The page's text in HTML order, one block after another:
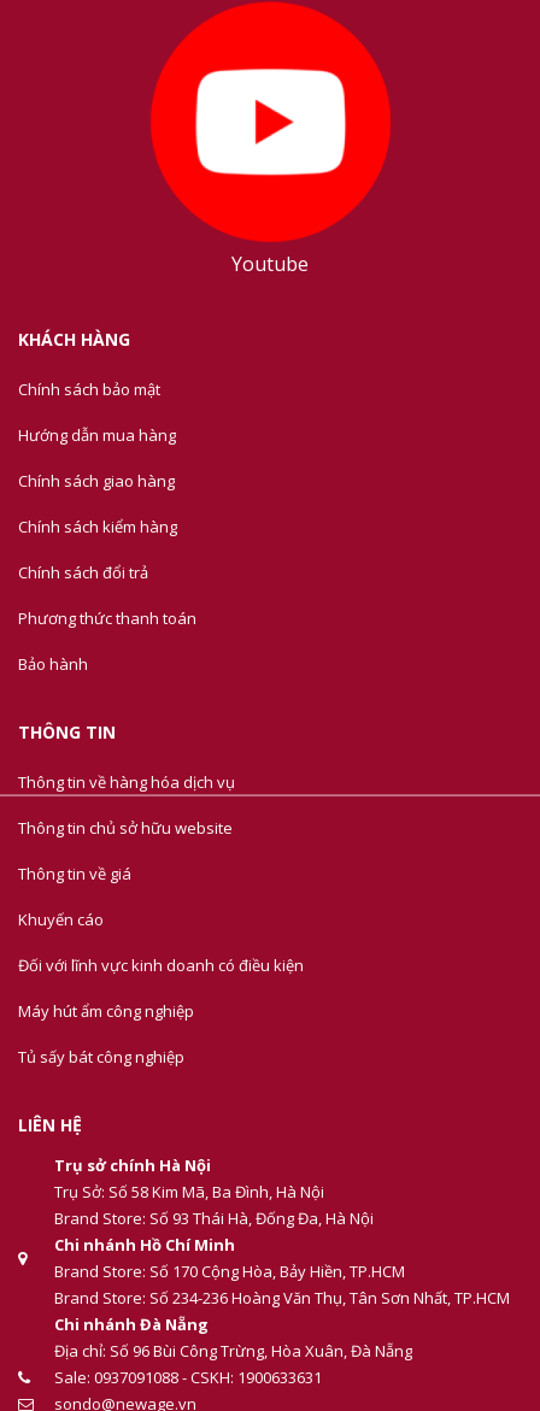
Youtube
KHÁCH HÀNG
Chính sách bảo mật
Hướng dẫn mua hàng
Chính sách giao hàng
Chính sách kiểm hàng
Chính sách đổi trả
Phương thức thanh toán
Bảo hành
THÔNG TIN
Thông tin về hàng hóa dịch vụ
Thông tin chủ sở hữu website
Thông tin về giá
Khuyến cáo
Đối với lĩnh vực kinh doanh có điều kiện
Máy hút ẩm công nghiệp
Tủ sấy bát công nghiệp
LIÊN HỆ
Trụ sở chính Hà Nội
Trụ Sở: Số 58 Kim Mã, Ba Đình, Hà Nội
Brand Store: Số 93 Thái Hà, Đống Đa, Hà Nội
Chi nhánh Hồ Chí Minh
Brand Store: Số 170 Cộng Hòa, Bảy Hiền, TP.HCM
Brand Store: Số 234-236 Hoàng Văn Thụ, Tân Sơn Nhất, TP.HCM
Chi nhánh Đà Nẵng
Địa chỉ: Số 96 Bùi Công Trừng, Hòa Xuân, Đà Nẵng
Sale: 0937091088 - CSKH: 1900633631
sondo@newage.vn